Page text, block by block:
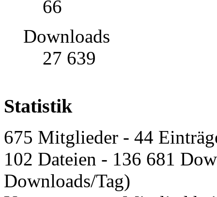
66
Downloads
27 639
Statistik
675 Mitglieder - 44
102 Dateien - 136 681
Downloads/Tag)